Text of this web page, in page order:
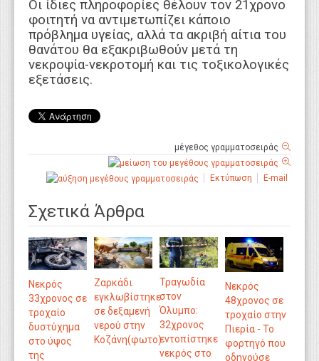
Οι ίδιες πληροφορίες θέλουν τον 21χρονο
φοιτητή να αντιμετωπίζει κάποιο
πρόβλημα υγείας, αλλά τα ακριβή αίτια του
θανάτου θα εξακριβωθούν μετά τη
νεκροψία-νεκροτομή και τις τοξικολογικές
εξετάσεις.
μέγεθος γραμματοσειράς
Εκτύπωση E-mail
Σχετικά Άρθρα
Νεκρός
33χρονος σε
τροχαίο
δυστύχημα
στο ύψος
της
Ζαρκάδι
εγκλωβίστηκε
σε δεξαμενή
νερού στην
Κοζάνη(φωτο)
Τραγωδία
στον
Όλυμπο:
32χρονος
εντοπίστηκε
νεκρός στο
Νεκρός
48χρονος σε
τροχαίο στην
Πιερία - Το
φορτηγό που
οδηγούσε